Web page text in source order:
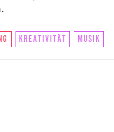
KREATIVITÄT MUSIK